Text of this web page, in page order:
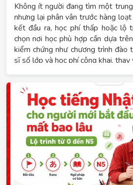
Không ít người đang tìm một
nhưng lại phân vân trước hàng
kết đầu ra, học phí thấp hoặc lộ
chọn nơi học phù hợp cần dựa
kiểm chứng như chương trình đào
sĩ số lớp và học phí công khai,
chương trình tiếng Đức theo từng
phù hợp với người mới bắt đầu,
hoặc người đi làm cần chứng
giúp bạn nắm rõ tiêu chí đánh
Đức, lộ trình học phù hợp, thời
thức học đang được áp dụng hiện